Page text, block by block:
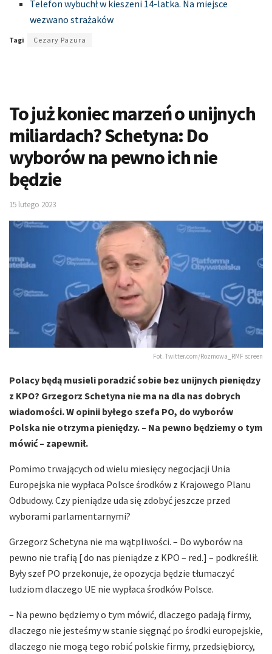
Telefon wybuchł w kieszeni 14-latka. Na miejsce
wezwano strażaków
Tagi Cezary Pazura
To już koniec marzeń o unijnych
miliardach? Schetyna: Do
wyborów na pewno ich nie
będzie
15 lutego 2023
Fot. Twitter.com/Rozmowa_RMF screen
Polacy będą musieli poradzić sobie bez unijnych pieniędzy
z KPO? Grzegorz Schetyna nie ma na dla nas dobrych
wiadomości. W opinii byłego szefa PO, do wyborów
Polska nie otrzyma pieniędzy. – Na pewno będziemy o tym
mówić – zapewnił.
Pomimo trwających od wielu miesięcy negocjacji Unia
Europejska nie wypłaca Polsce środków z Krajowego Planu
Odbudowy. Czy pieniądze uda się zdobyć jeszcze przed
wyborami parlamentarnymi?
Grzegorz Schetyna nie ma wątpliwości. – Do wyborów na
pewno nie trafią [ do nas pieniądze z KPO – red.] – podkreślił.
Były szef PO przekonuje, że opozycja będzie tłumaczyć
ludziom dlaczego UE nie wypłaca środków Polsce.
– Na pewno będziemy o tym mówić, dlaczego padają firmy,
dlaczego nie jesteśmy w stanie sięgnąć po środki europejskie,
dlaczego nie mogą tego robić polskie firmy, przedsiębiorcy,